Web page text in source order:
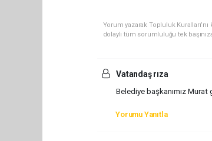
Yorum yazarak Topluluk
dolaylı tüm sorumluluğu tek
Vatandaş rıza
Belediye başkanımız
Yorumu Yanıtla